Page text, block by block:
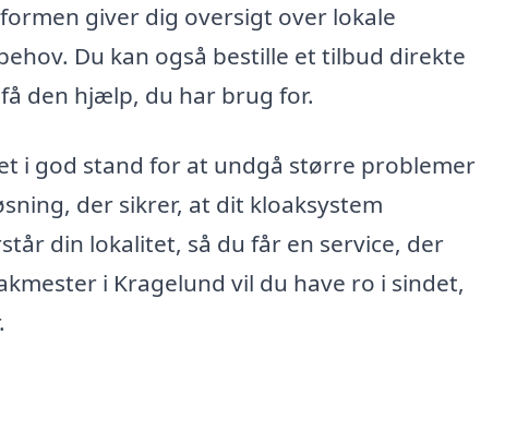
giver dig oversigt over lokale
Du kan også bestille et tilbud direkte
den hjælp, du har brug for.
i god stand for at undgå større problemer
der sikrer, at dit kloaksystem
din lokalitet, så du får en service, der
i Kragelund vil du have ro i sindet,